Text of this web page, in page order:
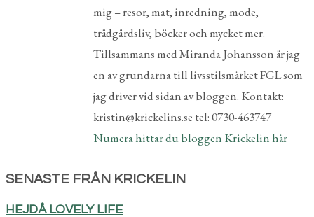
mig – resor, mat, inredning, mode,
trädgårdsliv, böcker och mycket mer.
Tillsammans med Miranda Johansson är jag
en av grundarna till livsstilsmärket FGL som
jag driver vid sidan av bloggen. Kontakt:
kristin@krickelins.se tel: 0730-463747
Numera hittar du bloggen Krickelin här
SENASTE FRÅN KRICKELIN
HEJDÅ LOVELY LIFE